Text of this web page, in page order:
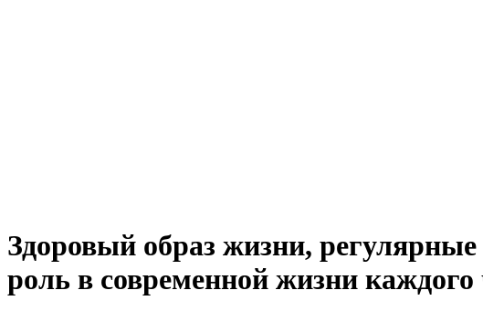
Здоровый образ жизни,
роль в современной жизни каждого